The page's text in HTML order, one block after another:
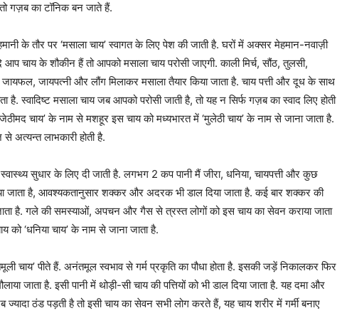
का टॉनिक बन जाते हैं.
के तौर पर ‘मसाला चाय’ स्वागत के लिए पेश की जाती है. घरों में अक्सर मेहमान-नवाज़ी
आप चाय के शौकीन हैं तो आपको मसाला चाय परोसी जाएगी. काली मिर्च, सौंठ, तुलसी,
जायफल, जायपत्नी और लौंग मिलाकर मसाला तैयार किया जाता है. चाय पत्ती और दूध के साथ
है. स्वादिष्ट मसाला चाय जब आपको परोसी जाती है, तो यह न सिर्फ गज़ब का स्वाद लिए होती
चाय’ के नाम से मशहूर इस चाय को मध्यभारत में ‘मुलेठी चाय’ के नाम से जाना जाता है.
अत्यन्त लाभकारी होती है.
स्वास्थ्य सुधार के लिए दी जाती है. लगभग 2 कप पानी मैं जीरा, धनिया, चायपत्ती और कुछ
जाता है, आवश्यकतानुसार शक्कर और अदरक भी डाल दिया जाता है. कई बार शक्कर की
है. गले की समस्याओं, अपचन और गैस से त्रस्त लोगों को इस चाय का सेवन कराया जाता
‘धनिया चाय’ के नाम से जाना जाता है.
चाय’ पीते हैं. अनंतमूल स्वभाव से गर्म प्रकृति का पौधा होता है. इसकी जड़ें निकालकर फिर
जाता है. इसी पानी में थोड़ी-सी चाय की पत्तियों को भी डाल दिया जाता है. यह दमा और
ज्यादा ठंड पड़ती है तो इसी चाय का सेवन सभी लोग करते हैं, यह चाय शरीर में गर्मी बनाए